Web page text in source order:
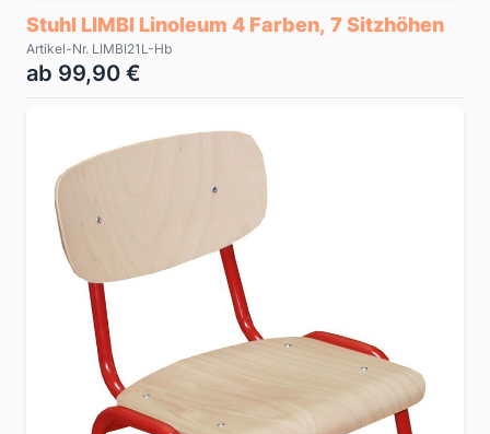
Stuhl LIMBI Linoleum 4 Farben, 7 Sitzhöhen
Artikel-Nr. LIMBI21L-Hb
ab 99,90 €